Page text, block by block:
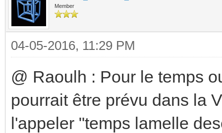
Member
04-05-2016, 11:29 PM
@ Raoulh : Pour le temps
pourrait être prévu dans la
l'appeler "temps lamelle